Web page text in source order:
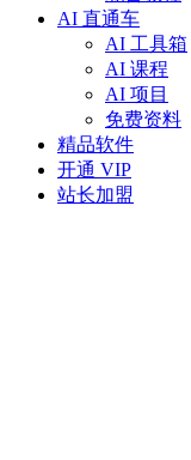
AI 直通车
AI 工具箱
AI 课程
AI 项目
免费资料
精品软件
开通 VIP
站长加盟